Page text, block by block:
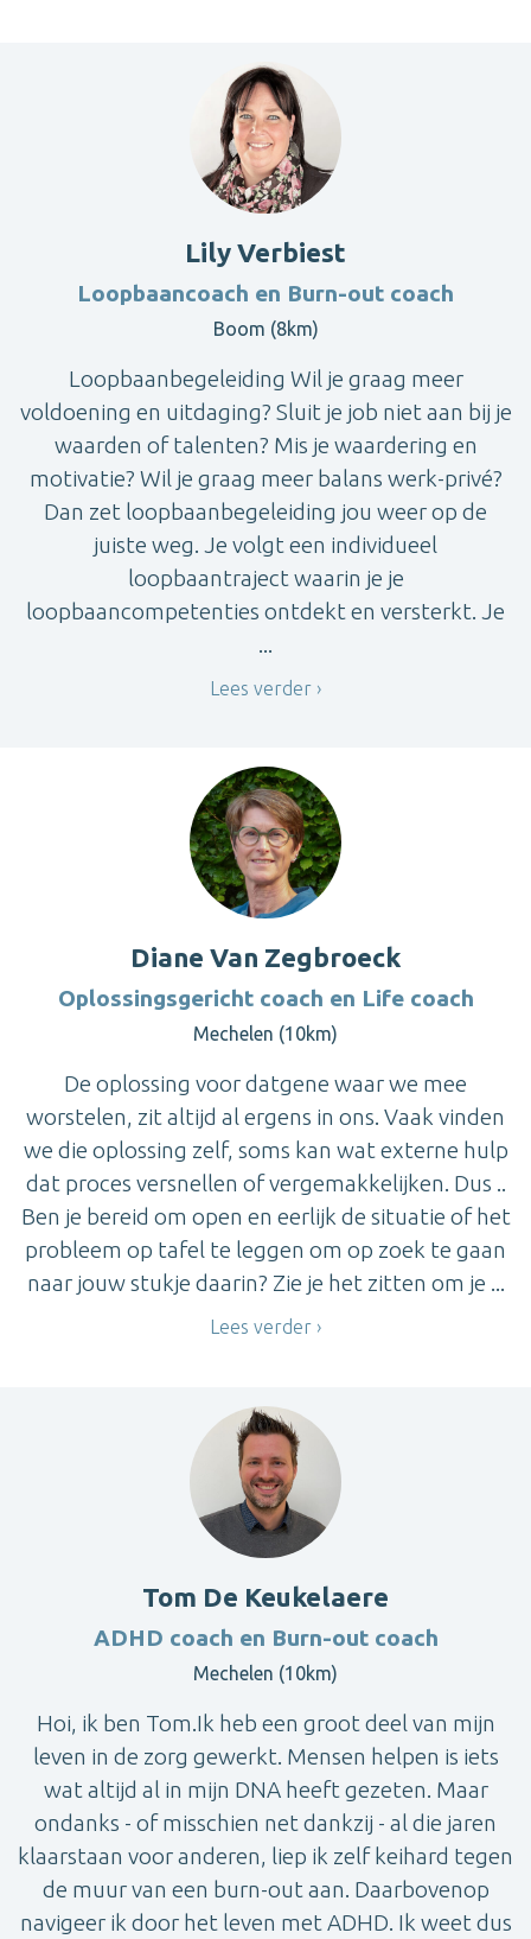
Lily Verbiest
Loopbaancoach en Burn-out coach
Boom (8km)
Loopbaanbegeleiding Wil je graag meer
voldoening en uitdaging? Sluit je job niet aan bij je
waarden of talenten? Mis je waardering en
motivatie? Wil je graag meer balans werk-privé?
Dan zet loopbaanbegeleiding jou weer op de
juiste weg. Je volgt een individueel
loopbaantraject waarin je je
loopbaancompetenties ontdekt en versterkt. Je
...
Lees verder
Diane Van Zegbroeck
Oplossingsgericht coach en Life coach
Mechelen (10km)
De oplossing voor datgene waar we mee
worstelen, zit altijd al ergens in ons. Vaak vinden
we die oplossing zelf, soms kan wat externe hulp
dat proces versnellen of vergemakkelijken. Dus ..
Ben je bereid om open en eerlijk de situatie of het
probleem op tafel te leggen om op zoek te gaan
naar jouw stukje daarin? Zie je het zitten om je ...
Lees verder
Tom De Keukelaere
ADHD coach en Burn-out coach
Mechelen (10km)
Hoi, ik ben Tom.Ik heb een groot deel van mijn
leven in de zorg gewerkt. Mensen helpen is iets
wat altijd al in mijn DNA heeft gezeten. Maar
ondanks - of misschien net dankzij - al die jaren
klaarstaan voor anderen, liep ik zelf keihard tegen
de muur van een burn-out aan. Daarbovenop
navigeer ik door het leven met ADHD. Ik weet dus